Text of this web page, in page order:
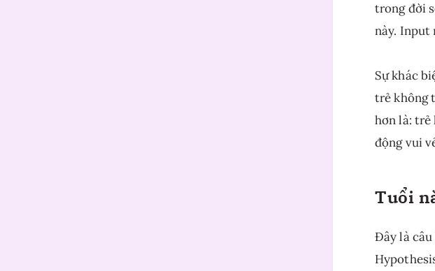
trong đời
này. Input
Sự khác
trẻ không
hơn là: trẻ
động vui
Tuổi
Đây là